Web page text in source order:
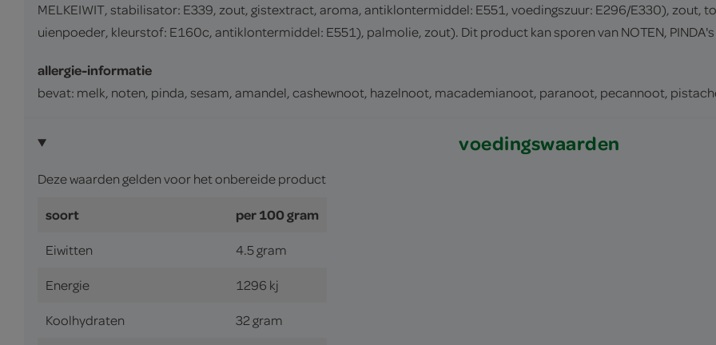
MELKEIWIT, stabilisator: E339, zout, gistextract, aroma, antiklontermiddel: E551, voedingszuur: E296/E330), zout,
uienpoeder, kleurstof: E160c, antiklontermiddel: E551), palmolie, zout). Dit product kan sporen van NOTEN, PINDA's
allergie-informatie
bevat: melk, noten, pinda, sesam, amandel, cashewnoot, hazelnoot, macademianoot, paranoot, pecannoot,
voedingswaarden
Deze waarden gelden voor het onbereide product
soort per 100 gram
Eiwitten 4.5 gram
Energie 1296 kj
Koolhydraten 32 gram